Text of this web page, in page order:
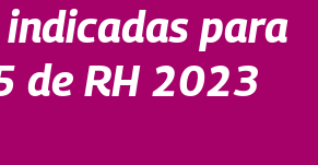
para
de RH 2023